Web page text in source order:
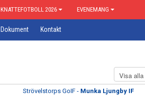
KNATTEFOTBOLL 2026 EVENEMANG
Dokument Kontakt
Strövelstorps GoIF - Munka Ljungby IF